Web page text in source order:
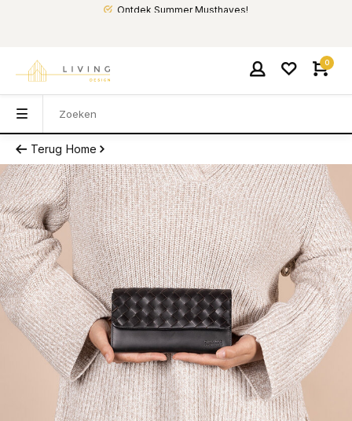
Ontdek Summer Musthaves!
0
Terug Home